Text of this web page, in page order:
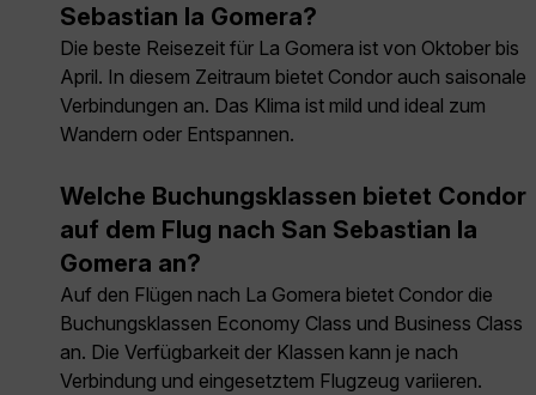
Sebastian la Gomera?
Die beste Reisezeit für La Gomera ist von Oktober bis
April. In diesem Zeitraum bietet Condor auch saisonale
Verbindungen an. Das Klima ist mild und ideal zum
Wandern oder Entspannen.
Welche Buchungsklassen bietet Condor
auf dem Flug nach San Sebastian la
Gomera an?
Auf den Flügen nach La Gomera bietet Condor die
Buchungsklassen Economy Class und Business Class
an. Die Verfügbarkeit der Klassen kann je nach
Verbindung und eingesetztem Flugzeug variieren.